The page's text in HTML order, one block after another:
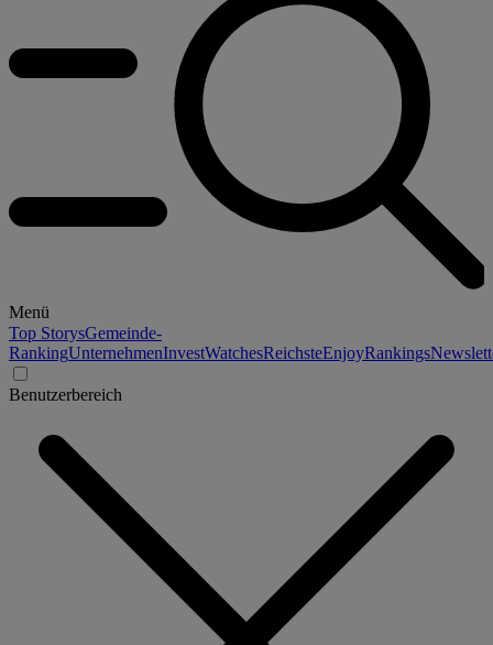
Menü
Top StorysGemeinde-
RankingUnternehmenInvestWatchesReichsteEnjoyRankings
Benutzerbereich